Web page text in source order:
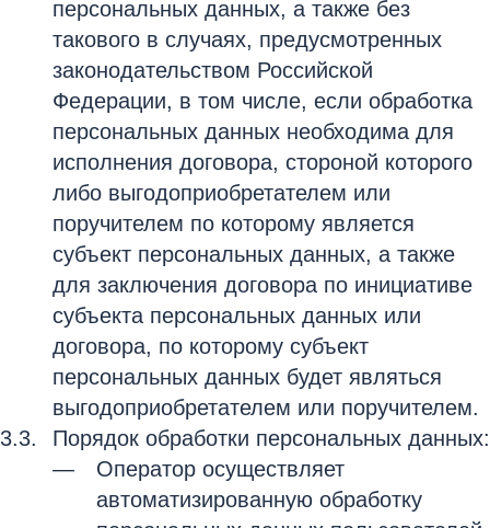
персональных данных, а также без
такового в случаях, предусмотренных
законодательством Российской
Федерации, в том числе, если обработка
персональных данных необходима для
исполнения договора, стороной которого
либо выгодоприобретателем или
поручителем по которому является
субъект персональных данных, а также
для заключения договора по инициативе
субъекта персональных данных или
договора, по которому субъект
персональных данных будет являться
выгодоприобретателем или поручителем.
Порядок обработки персональных данных:
Оператор осуществляет
автоматизированную обработку